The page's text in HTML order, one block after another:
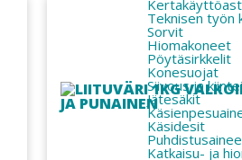
Teknisen työn
Sorvit
Hiomakoneet
Pöytäsirkkelit
Konesuojat
Siivous ja
Jätesäkit
Käsidesit
Katkaisu- ja